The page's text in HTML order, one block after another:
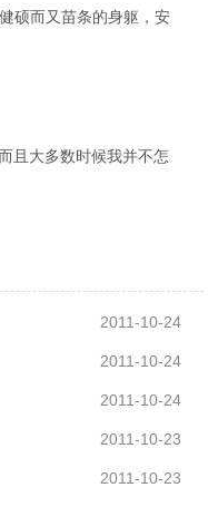
硕而又苗条的身躯，安
且大多数时候我并不怎
2011-10-24
2011-10-24
2011-10-24
2011-10-23
2011-10-23